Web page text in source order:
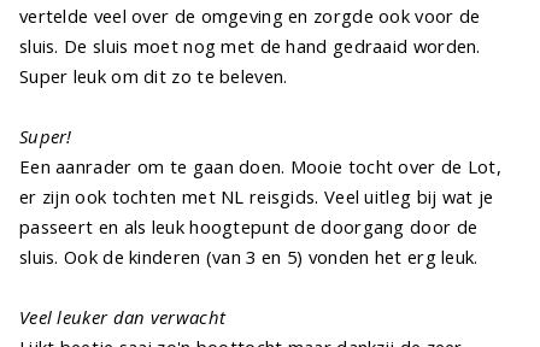
vertelde veel over de omgeving en zorgde ook voor de
sluis. De sluis moet nog met de hand gedraaid worden.
Super leuk om dit zo te beleven.
Super!
Een aanrader om te gaan doen. Mooie tocht over de Lot,
er zijn ook tochten met NL reisgids. Veel uitleg bij wat je
passeert en als leuk hoogtepunt de doorgang door de
sluis. Ook de kinderen (van 3 en 5) vonden het erg leuk.
Veel leuker dan verwacht